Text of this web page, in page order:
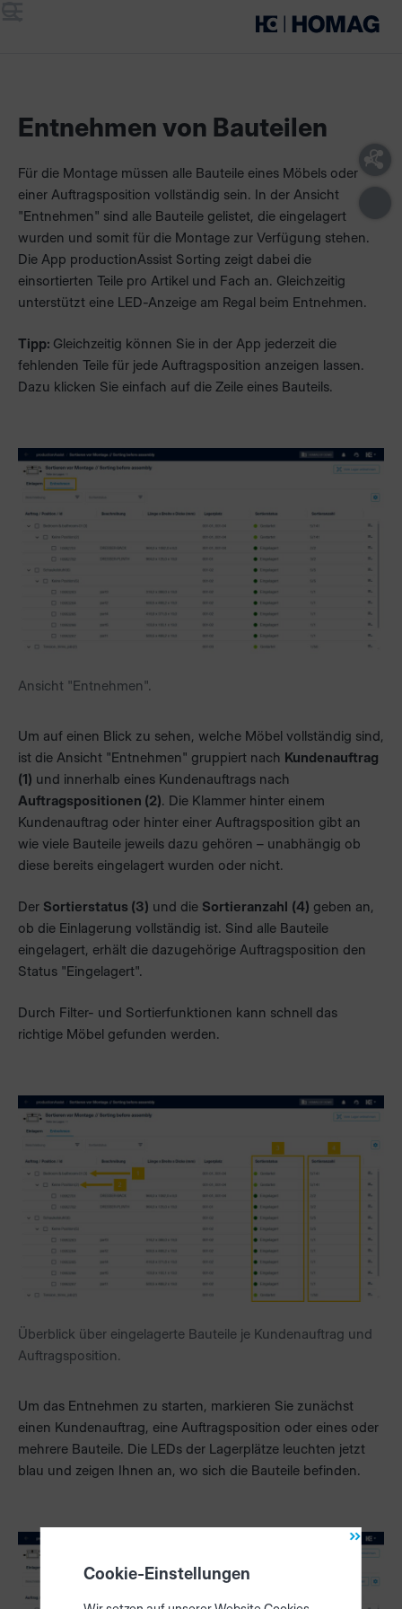
Entnehmen von Bauteilen
Für die Montage müssen alle Bauteile eines Möbels oder
einer Auftragsposition vollständig sein. In der Ansicht
"Entnehmen" sind alle Bauteile gelistet, die eingelagert
wurden und somit für die Montage zur Verfügung stehen.
Die App productionAssist Sorting zeigt dabei die
einsortierten Teile pro Artikel und Fach an. Gleichzeitig
unterstützt eine LED-Anzeige am Regal beim Entnehmen.
Tipp: Gleichzeitig können Sie in der App jederzeit die
fehlenden Teile für jede Auftragsposition anzeigen lassen.
Dazu klicken Sie einfach auf die Zeile eines Bauteils.
Ansicht "Entnehmen".
Um auf einen Blick zu sehen, welche Möbel vollständig sind,
ist die Ansicht "Entnehmen" gruppiert nach Kundenauftrag
(1) und innerhalb eines Kundenauftrags nach
Auftragspositionen (2). Die Klammer hinter einem
Kundenauftrag oder hinter einer Auftragsposition gibt an
wie viele Bauteile jeweils dazu gehören – unabhängig ob
diese bereits eingelagert wurden oder nicht.
Der Sortierstatus (3) und die Sortieranzahl (4) geben an,
ob die Einlagerung vollständig ist. Sind alle Bauteile
eingelagert, erhält die dazugehörige Auftragsposition den
Status "Eingelagert".
Durch Filter- und Sortierfunktionen kann schnell das
richtige Möbel gefunden werden.
Überblick über eingelagerte Bauteile je Kundenauftrag und
Auftragsposition.
Um das Entnehmen zu starten, markieren Sie zunächst
einen Kundenauftrag, eine Auftragsposition oder eines oder
mehrere Bauteile. Die LEDs der Lagerplätze leuchten jetzt
blau und zeigen Ihnen an, wo sich die Bauteile befinden.
Cookie-Einstellungen